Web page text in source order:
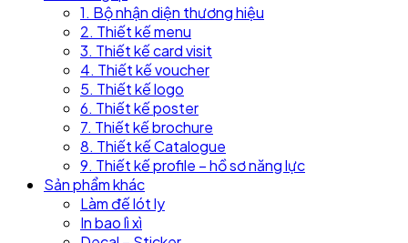
1. Bộ nhận diện thương hiệu
2. Thiết kế menu
3. Thiết kế card visit
4. Thiết kế voucher
5. Thiết kế logo
6. Thiết kế poster
7. Thiết kế brochure
8. Thiết kế Catalogue
9. Thiết kế profile – hồ sơ năng lực
Sản phẩm khác
Làm đế lót ly
In bao lì xì